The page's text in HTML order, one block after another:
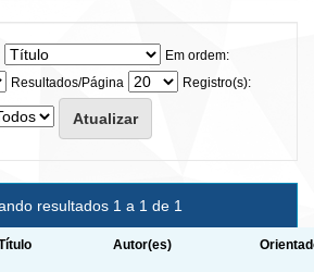
Em ordem:
Resultados/Página
Registro(s):
resultados 1 a 1 de 1
Autor(es)